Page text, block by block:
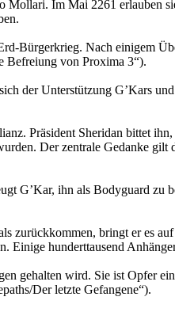
Im Mai 2261 erlauben
Bürgerkrieg. Nach einigem
Befreiung von Proxima 3“).
der Unterstützung G’Kars
Präsident Sheridan bittet
Der zentrale Gedanke
G’Kar, ihn als Bodyguard zu
zurückkommen, bringt er es
Einige hunderttausend
gehalten wird. Sie ist Opfer
Der letzte Gefangene“).